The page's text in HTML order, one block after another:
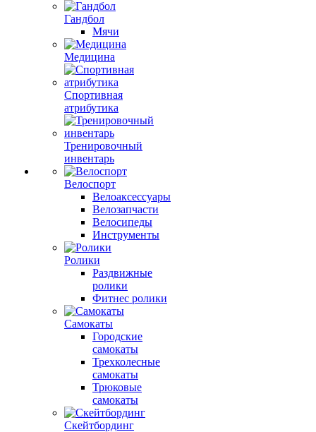
Гандбол
Мячи
Медицина
Спортивная
атрибутика
Тренировочный
инвентарь
Велоспорт
Велоаксессуары
Велозапчасти
Велосипеды
Инструменты
Ролики
Раздвижные
ролики
Фитнес ролики
Самокаты
Городские
самокаты
Трехколесные
самокаты
Трюковые
самокаты
Скейтбординг